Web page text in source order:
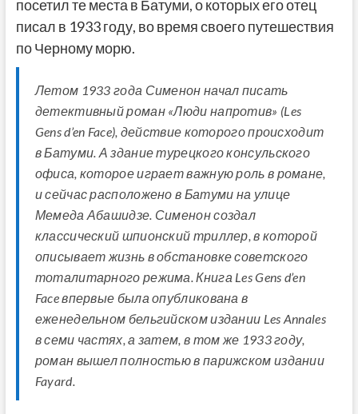
посетил те места в Батуми, о которых его отец
писал в 1933 году, во время своего путешествия
по Черному морю.
Летом 1933 года Сименон начал писать
детективный роман «Люди напротив» (Les
Gens d’en Face), действие которого происходит
в Батуми. А здание турецкого консульского
офиса, которое играет важную роль в романе,
и сейчас расположено в Батуми на улице
Мемеда Абашидзе. Сименон создал
классический шпионский триллер, в которой
описывает жизнь в обстановке советского
тоталитарного режима. Книга Les Gens d’en
Face впервые была опубликована в
еженедельном бельгийском издании Les Annales
в семи частях, а затем, в том же 1933 году,
роман вышел полностью в парижском издании
Fayard.